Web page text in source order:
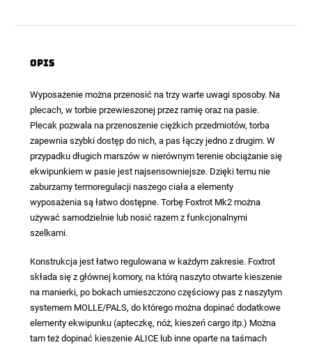
Opis
Wyposażenie można przenosić na trzy warte uwagi sposoby. Na
plecach, w torbie przewieszonej przez ramię oraz na pasie.
Plecak pozwala na przenoszenie ciężkich przedmiotów, torba
zapewnia szybki dostęp do nich, a pas łączy jedno z drugim. W
przypadku długich marszów w nierównym terenie obciążanie się
ekwipunkiem w pasie jest najsensowniejsze. Dzięki temu nie
zaburzamy termoregulacji naszego ciała a elementy
wyposażenia są łatwo dostępne. Torbę Foxtrot Mk2można
używać samodzielnie lub nosić razem z funkcjonalnymi
szelkami.
Konstrukcja jest łatwo regulowana w każdym zakresie. Foxtrot
składa się z głównej komory, na którą naszyto otwarte kieszenie
na manierki, po bokach umieszczono częściowy pas z naszytym
systemem MOLLE/PALS, do którego można dopinać dodatkowe
elementy ekwipunku (apteczkę, nóż, kieszeń cargo itp.) Można
tam też dopinać kieszenie ALICE lub inne oparte na taśmach